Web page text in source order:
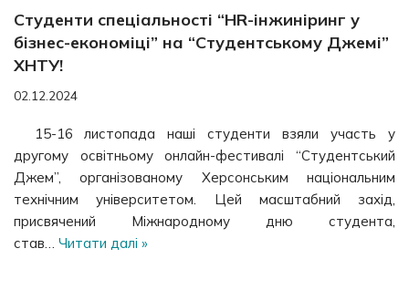
Студенти спеціальності “HR-інжиніринг у
бізнес-економіці” на “Студентському Джемі”
ХНТУ!
02.12.2024
15-16 листопада наші студенти взяли участь у
другому освітньому онлайн-фестивалі “Студентський
Джем”, організованому Херсонським національним
технічним університетом. Цей масштабний захід,
присвячений Міжнародному дню студента,
став… Читати далі »